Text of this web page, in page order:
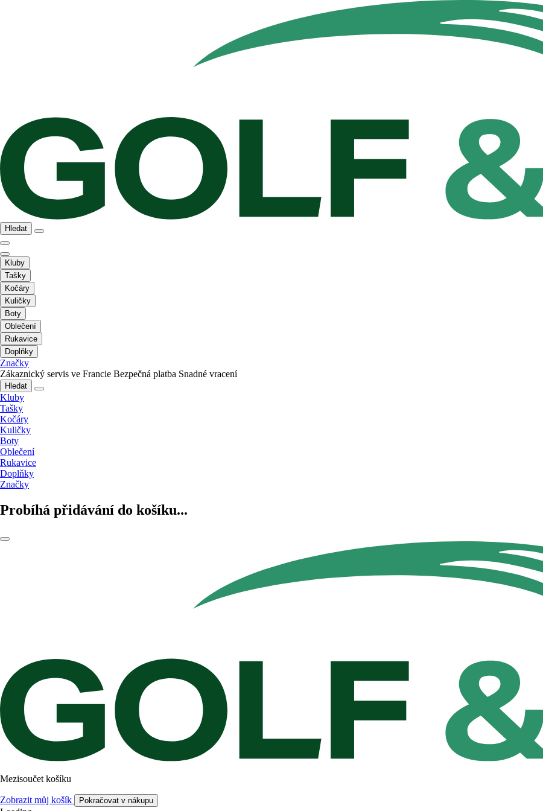
Hledat
Kluby
Tašky
Kočáry
Kuličky
Boty
Oblečení
Rukavice
Doplňky
Značky
Zákaznický servis ve Francie Bezpečná platba Snadné vracení
Hledat
Kluby
Tašky
Kočáry
Kuličky
Boty
Oblečení
Rukavice
Doplňky
Značky
Probíhá přidávání do košíku...
Mezisoučet košíku
Zobrazit můj košík Pokračovat v nákupu